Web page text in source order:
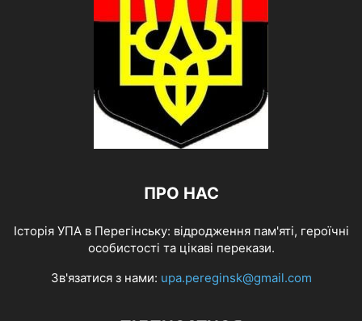
ПРО НАС
Історія УПА в Перегінську: відродження пам'яті, героїчні
особистості та цікаві перекази.
Зв'язатися з нами: upa.pereginsk@gmail.com